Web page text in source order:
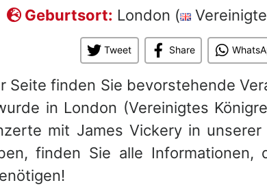
Geburtsort: London (
Tweet Share
Seite finden Sie bevorstehende
in London (Vereinigtes
mit James Vickery in
finden Sie alle Informationen,